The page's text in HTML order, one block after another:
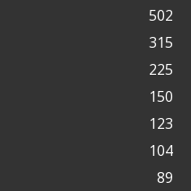
502
315
225
150
123
104
89